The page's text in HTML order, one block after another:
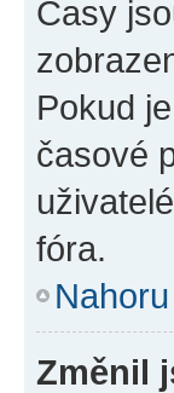
Časy
Pokud
časové
fóra.
Nahoru
Změnil